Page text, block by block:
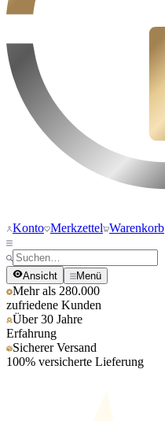
Konto Merkzettel Warenkorb
Ansicht Menü
Mehr als 280.000
zufriedene Kunden
Über 30 Jahre
Erfahrung
Sicherer Versand
100% versicherte Lieferung